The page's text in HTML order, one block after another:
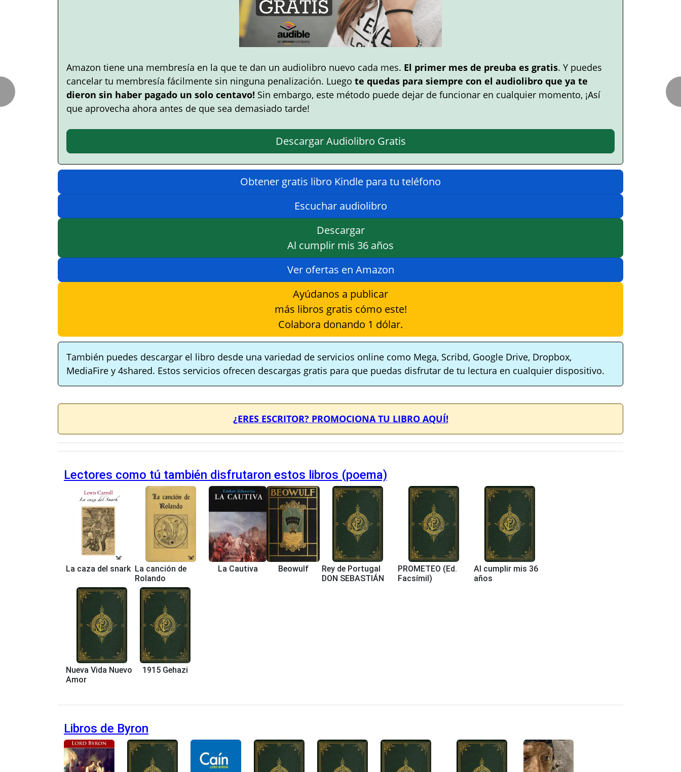
Amazon tiene una membresía en la que te dan un audiolibro nuevo cada mes. El primer mes de preuba es gratis. Y puedes
cancelar tu membresía fácilmente sin ninguna penalización. Luego te quedas para siempre con el audiolibro que ya te
dieron sin haber pagado un solo centavo! Sin embargo, este método puede dejar de funcionar en cualquier momento, ¡Así
que aprovecha ahora antes de que sea demasiado tarde!
Descargar Audiolibro Gratis
Obtener gratis libro Kindle para tu teléfono
Escuchar audiolibro
Descargar
Al cumplir mis 36 años
Ver ofertas en Amazon
Ayúdanos a publicar
más libros gratis cómo este!
Colabora donando 1 dólar.
También puedes descargar el libro desde una variedad de servicios online como Mega, Scribd, Google Drive, Dropbox,
MediaFire y 4shared. Estos servicios ofrecen descargas gratis para que puedas disfrutar de tu lectura en cualquier dispositivo.
¿ERES ESCRITOR? PROMOCIONA TU LIBRO AQUÍ!
Lectores como tú también disfrutaron estos libros (poema)
La caza del snark La canción de
Rolando
La Cautiva Beowulf
Rey de Portugal
DON SEBASTIÁN
PROMETEO (Ed.
Facsímil)
Al cumplir mis 36
años
Nueva Vida Nuevo
Amor
1915 Gehazi
Libros de Byron